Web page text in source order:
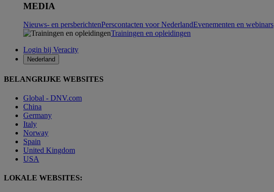
MEDIA
Nieuws- en persberichtenPerscontacten voor NederlandEvenementen en webinars
Trainingen en opleidingen
Login bij Veracity
Nederland
BELANGRIJKE WEBSITES
Global - DNV.com
China
Germany
Italy
Norway
Spain
United Kingdom
USA
LOKALE WEBSITES: